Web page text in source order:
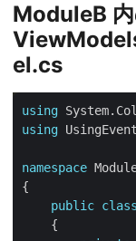
ModuleB
el.cs
using
using
namespace
public class